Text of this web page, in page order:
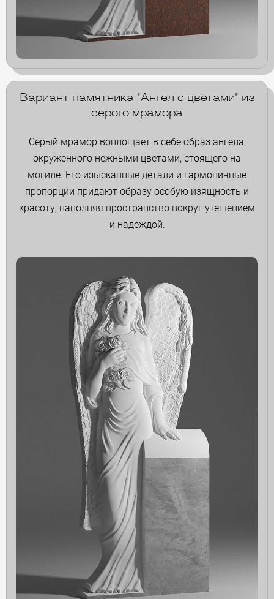
Вариант памятника "Ангел с цветами" из
серого мрамора
Серый мрамор воплощает в себе образ ангела,
окруженного нежными цветами, стоящего на
могиле. Его изысканные детали и гармоничные
пропорции придают образу особую изящность и
красоту, наполняя пространство вокруг утешением
и надеждой.